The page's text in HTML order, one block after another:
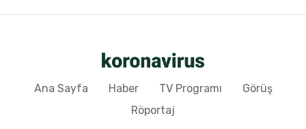
Ana Sayfa Haber TV Programı
Görüş
Röportaj